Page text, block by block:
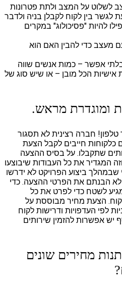
לשלוט על המצב ולתת פטרונות
לגשר בין לקוח לקבלן בניה ולדבר
להיות "פסיכולוג" במקרים
מעצב כדי להבין האם הוא
אפשר – כמות אנשים שווה
אישיות הכל מובן – או שיש סוג של
ומוגדרת מראש.
חברה רצינית לא תסגור
חייבים לקבל הצעת
שתקבלו. על בסיס ההצעה
המגדיר את כל העבודות שיבוצעו
שבמהלך ביצוע הפרויקט לא ידרשו
הבנתם את הפרטי ההצעה. כדי
לשטח כדי לפרט את כל
הצעת מחיר מבוססת על
לפי העדפויות ודרישות לקוח
אפשרות להזמין שירותים
מחירים שונים